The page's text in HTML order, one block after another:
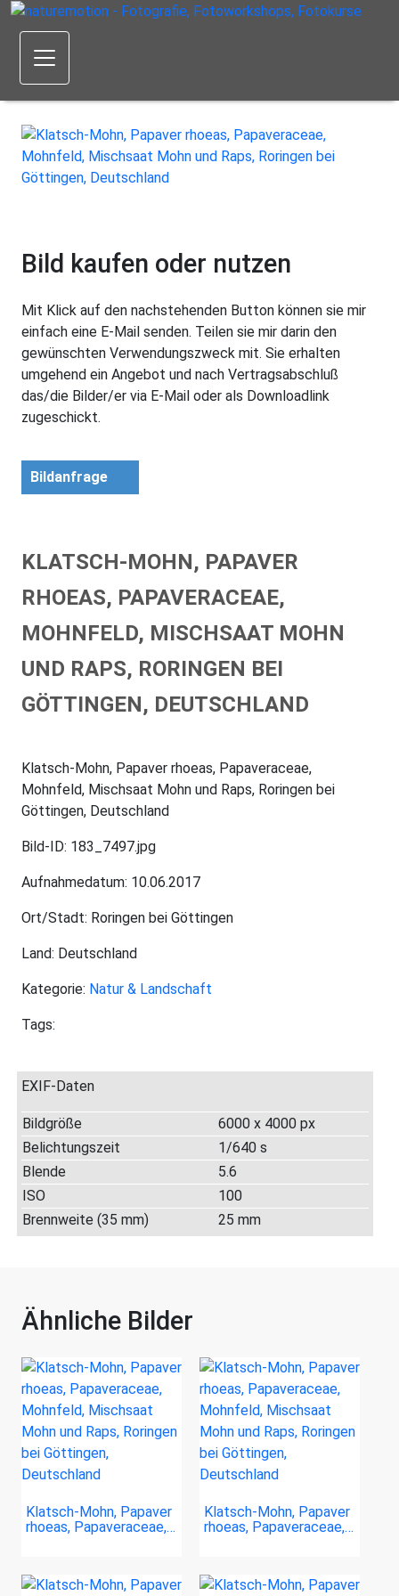
Bild kaufen oder nutzen
Mit Klick auf den nachstehenden Button können sie mir
einfach eine E-Mail senden. Teilen sie mir darin den
gewünschten Verwendungszweck mit. Sie erhalten
umgehend ein Angebot und nach Vertragsabschluß
das/die Bilder/er via E-Mail oder als Downloadlink
zugeschickt.
Bildanfrage
KLATSCH-MOHN, PAPAVER
RHOEAS, PAPAVERACEAE,
MOHNFELD, MISCHSAAT MOHN
UND RAPS, RORINGEN BEI
GÖTTINGEN, DEUTSCHLAND
Klatsch-Mohn, Papaver rhoeas, Papaveraceae,
Mohnfeld, Mischsaat Mohn und Raps, Roringen bei
Göttingen, Deutschland
Bild-ID: 183_7497.jpg
Aufnahmedatum: 10.06.2017
Ort/Stadt: Roringen bei Göttingen
Land: Deutschland
Kategorie: Natur & Landschaft
Tags:
EXIF-Daten
Bildgröße
6000 x 4000 px
Belichtungszeit
1/640 s
Blende
5.6
ISO
100
Brennweite (35 mm)
25 mm
Ähnliche Bilder
Klatsch-Mohn, Papaver
rhoeas, Papaveraceae,…
Klatsch-Mohn, Papaver
rhoeas, Papaveraceae,…